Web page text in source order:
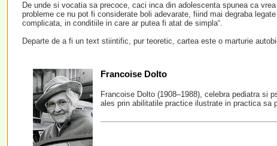
De unde si vocatia sa precoce, caci inca din adolescenta spunea ca
probleme ce nu pot fi considerate boli adevarate, fiind mai degraba
complicata, in conditiile in care ar putea fi atat de simpla“.
Departe de a fi un text stiintific, pur teoretic, cartea este o marturie
Francoise Dolto
Francoise Dolto (1908–1988), celebra pediatra si
ales prin abilitatile practice ilustrate in practica sa